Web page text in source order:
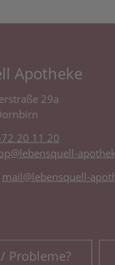
Apotheke
29a
20 11 20
mail@lebensquell-
Probleme?